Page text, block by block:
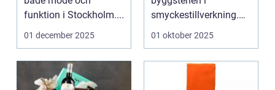
funktion i Stockholm....
01 december 2025
smyckestillverkning.
De ger utrymme fö...
01 oktober 2025